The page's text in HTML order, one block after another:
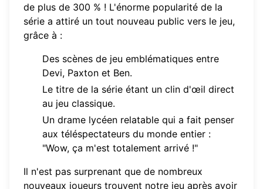
de plus de 300 % ! L'énorme popularité de la
série a attiré un tout nouveau public vers le jeu,
grâce à :
Des scènes de jeu emblématiques entre
Devi, Paxton et Ben.
Le titre de la série étant un clin d'œil direct
au jeu classique.
Un drame lycéen relatable qui a fait penser
aux téléspectateurs du monde entier :
"Wow, ça m'est totalement arrivé !"
Il n'est pas surprenant que de nombreux
nouveaux joueurs trouvent notre jeu après avoir